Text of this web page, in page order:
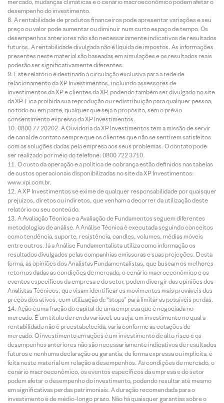
mercado, mudanças climáticas e o cenário macroeconômico podem afetar o
desempenho do investimento.
A rentabilidade de produtos financeiros pode apresentar variações e seu
preço ou valor pode aumentar ou diminuir num curto espaço de tempo. Os
desempenhos anteriores não são necessariamente indicativos de resultados
futuros. A rentabilidade divulgada não é líquida de impostos. As informações
presentes neste material são baseadas em simulações e os resultados reais
poderão ser significativamente diferentes.
Este relatório é destinado à circulação exclusiva para a rede de
relacionamento da XP Investimentos, incluindo assessores de
investimentos da XP e clientes da XP, podendo também ser divulgado no site
da XP. Fica proibida sua reprodução ou redistribuição para qualquer pessoa,
no todo ou em parte, qualquer que seja o propósito, sem o prévio
consentimento expresso da XP Investimentos.
0800 77 20202. A Ouvidoria da XP Investimentos tem a missão de servir
de canal de contato sempre que os clientes que não se sentirem satisfeitos
com as soluções dadas pela empresa aos seus problemas. O contato pode
ser realizado por meio do telefone: 0800 722 3710.
O custo da operação e a política de cobrança estão definidos nas tabelas
de custos operacionais disponibilizadas no site da XP Investimentos:
www.xpi.com.br.
A XP Investimentos se exime de qualquer responsabilidade por quaisquer
prejuízos, diretos ou indiretos, que venham a decorrer da utilização deste
relatório ou seu conteúdo.
A Avaliação Técnica e a Avaliação de Fundamentos seguem diferentes
metodologias de análise. A Análise Técnica é executada seguindo conceitos
como tendência, suporte, resistência, candles, volumes, médias móveis
entre outros. Já a Análise Fundamentalista utiliza como informação os
resultados divulgados pelas companhias emissoras e suas projeções. Desta
forma, as opiniões dos Analistas Fundamentalistas, que buscam os melhores
retornos dadas as condições de mercado, o cenário macroeconômico e os
eventos específicos da empresa e do setor, podem divergir das opiniões dos
Analistas Técnicos, que visam identificar os movimentos mais prováveis dos
preços dos ativos, com utilização de “stops” para limitar as possíveis perdas.
Ação é uma fração do capital de uma empresa que é negociada no
mercado. É um título de renda variável, ou seja, um investimento no qual a
rentabilidade não é preestabelecida, varia conforme as cotações de
mercado. O investimento em ações é um investimento de alto risco e os
desempenhos anteriores não são necessariamente indicativos de resultados
futuros e nenhuma declaração ou garantia, de forma expressa ou implícita, é
feita neste material em relação a desempenhos. As condições de mercado, o
cenário macroeconômico, os eventos específicos da empresa e do setor
podem afetar o desempenho do investimento, podendo resultar até mesmo
em significativas perdas patrimoniais. A duração recomendada para o
investimento é de médio-longo prazo. Não há quaisquer garantias sobre o